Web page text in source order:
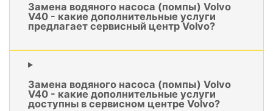
Замена водяного насоса (помпы) Volvo
V40 - какие дополнительные услуги
предлагает сервисный центр Volvo?
Замена водяного насоса (помпы) Volvo
V40 - какие дополнительные услуги
доступны в сервисном центре Volvo?